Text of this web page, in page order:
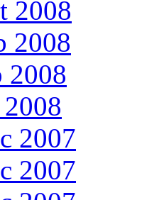
2008
2008
2008
2007
2007